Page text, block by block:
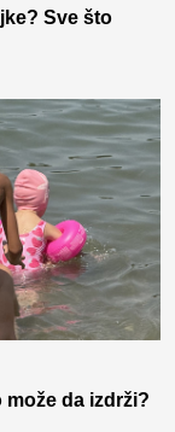
Sve što
da izdrži?